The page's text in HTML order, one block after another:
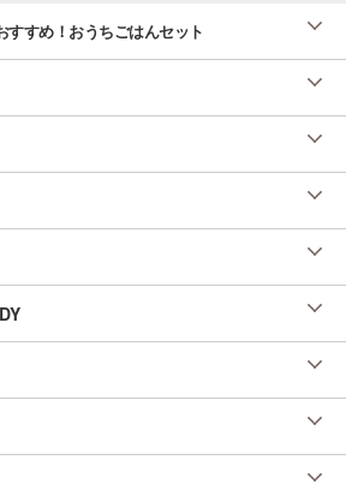
げなすの和えもの
すすめ！おうちごはんセット